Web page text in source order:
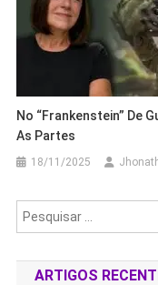
No “Frankenstein” De
As Partes
18/11/2025
ARTIGOS